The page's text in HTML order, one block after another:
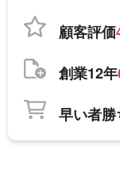
顧客評価
創業12年
早い者